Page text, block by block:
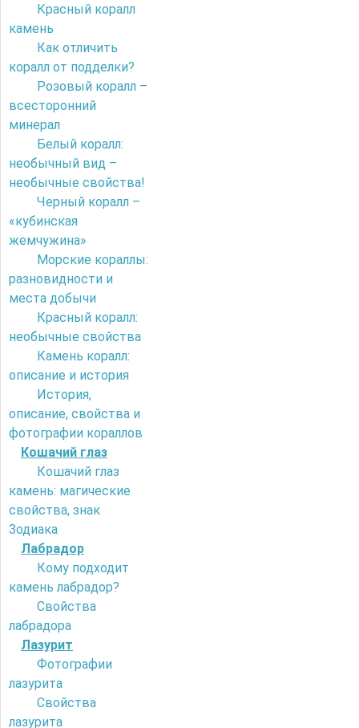
Красный коралл
камень
Как отличить
коралл от подделки?
Розовый коралл –
всесторонний
минерал
Белый коралл:
необычный вид –
необычные свойства!
Черный коралл –
«кубинская
жемчужина»
Морские кораллы:
разновидности и
места добычи
Красный коралл:
необычные свойства
Камень коралл:
описание и история
История,
описание, свойства и
фотографии кораллов
Кошачий глаз
Кошачий глаз
камень: магические
свойства, знак
Зодиака
Лабрадор
Кому подходит
камень лабрадор?
Свойства
лабрадора
Лазурит
Фотографии
лазурита
Свойства
лазурита